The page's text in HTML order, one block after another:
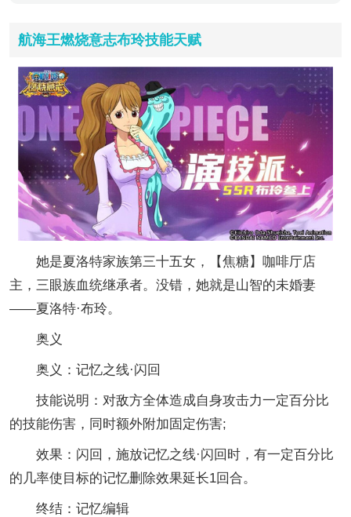
航海王燃烧意志布玲技能天赋
她是夏洛特家族第三十五女，【焦糖】咖啡厅店
主，三眼族血统继承者。没错，她就是山智的未婚妻
——夏洛特·布玲。
奥义
奥义：记忆之线·闪回
技能说明：对敌方全体造成自身攻击力一定百分比
的技能伤害，同时额外附加固定伤害;
效果：闪回，施放记忆之线·闪回时，有一定百分比
的几率使目标的记忆删除效果延长1回合。
终结：记忆编辑